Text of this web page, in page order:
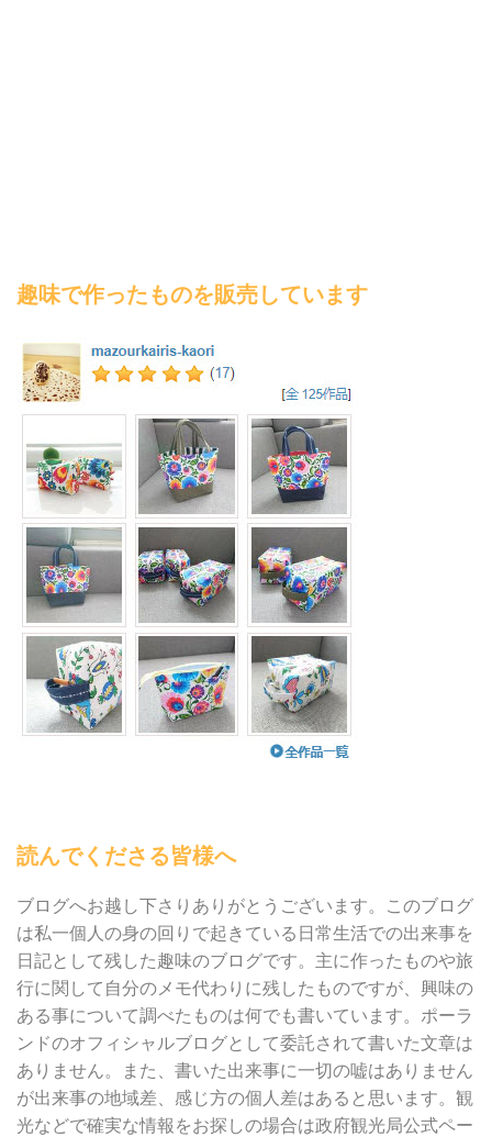
趣味で作ったものを販売しています
読んでくださる皆様へ
ブログへお越し下さりありがとうございます。このブログ
は私一個人の身の回りで起きている日常生活での出来事を
日記として残した趣味のブログです。主に作ったものや旅
行に関して自分のメモ代わりに残したものですが、興味の
ある事について調べたものは何でも書いています。ポーラ
ンドのオフィシャルブログとして委託されて書いた文章は
ありません。また、書いた出来事に一切の嘘はありません
が出来事の地域差、感じ方の個人差はあると思います。観
光などで確実な情報をお探しの場合は政府観光局公式ペー